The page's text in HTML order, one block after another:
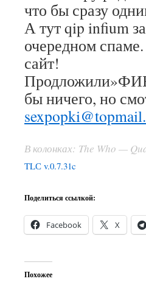
что бы сразу
А тут qip infium
очередном
сайт!
бы ничего, но
В колонках: The Who —
TLС v.0.7.31c
Поделиться ссылкой:
Facebook X
Похожее